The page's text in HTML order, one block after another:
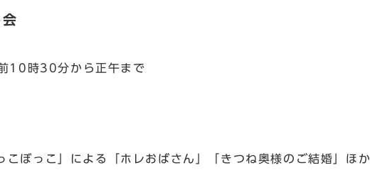
時30分から正午まで
ぼっこ」による「ホレおばさん」「きつね奥様のご結婚」ほか